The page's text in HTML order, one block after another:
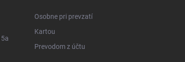
Osobne pri prevzatí
Kartou
Prevodom z účtu